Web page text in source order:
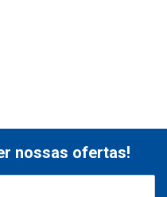
nossas ofertas!